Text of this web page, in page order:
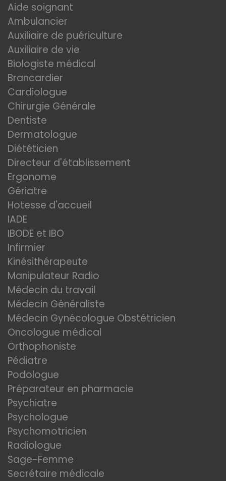
Aide soignant
Ambulancier
Auxiliaire de puériculture
Auxiliaire de vie
Biologiste médical
Brancardier
Cardiologue
Chirurgie Générale
Dentiste
Dermatologue
Diététicien
Directeur d'établissement
Ergonome
Gériatre
Hotesse d'accueil
IADE
IBODE et IBO
Infirmier
Kinésithérapeute
Manipulateur Radio
Médecin du travail
Médecin Généraliste
Médecin Gynécologue Obstétricien
Oncologue médical
Orthophoniste
Pédiatre
Podologue
Préparateur en pharmacie
Psychiatre
Psychologue
Psychomotricien
Radiologue
Sage-Femme
Secrétaire médicale